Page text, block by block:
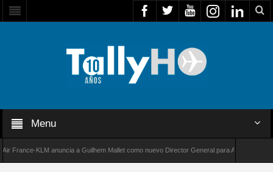
Menu
KLM anuncia a Guilhem Mallet como nuevo Director General para América Latina